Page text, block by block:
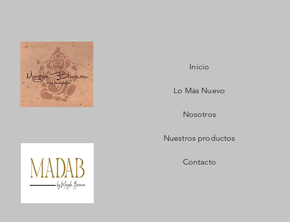
Inicio
Lo Más Nuevo
Nosotros
Nuestros productos
Contacto